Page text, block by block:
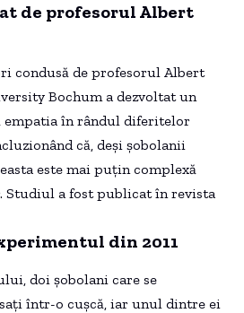
de profesorul Albert
condusă de profesorul Albert
Bochum a dezvoltat un
empatia în rândul diferitelor
că, deși șobolanii
este mai puțin complexă
Studiul a fost publicat în revista
din 2011
doi șobolani care se
într-o cușcă, iar unul dintre ei